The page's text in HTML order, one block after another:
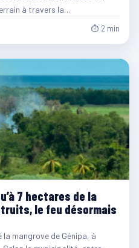
à travers la…
⏱ 2 min
7 hectares de la
le feu désormais
mangrove de Génipa, à